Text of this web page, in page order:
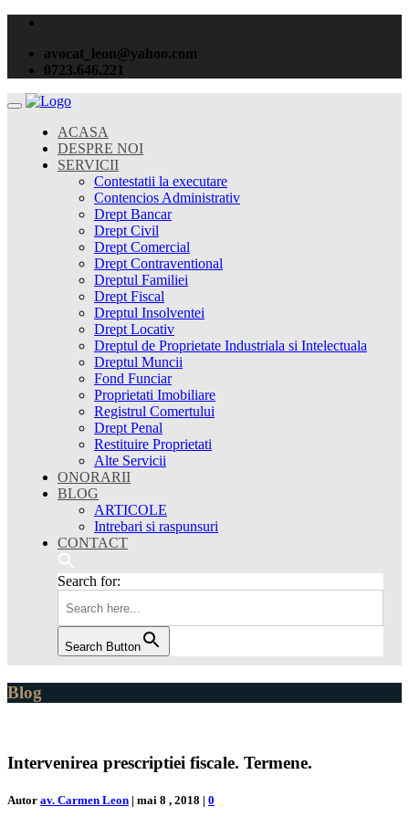
avocat_leon@yahoo.com
0723.646.221
ACASA
DESPRE NOI
SERVICII
Contestatii la executare
Contencios Administrativ
Drept Bancar
Drept Civil
Drept Comercial
Drept Contraventional
Dreptul Familiei
Drept Fiscal
Dreptul Insolventei
Drept Locativ
Dreptul de Proprietate Industriala si Intelectuala
Dreptul Muncii
Fond Funciar
Proprietati Imobiliare
Registrul Comertului
Drept Penal
Restituire Proprietati
Alte Servicii
ONORARII
BLOG
ARTICOLE
Intrebari si raspunsuri
CONTACT
Search for:
Search Button
Blog
Intervenirea prescriptiei fiscale. Termene.
Autor av. Carmen Leon | mai 8 , 2018 | 0